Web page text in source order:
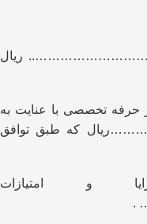
…………………………….. ریال
حرفه تخصصی با عنایت به
که طبق توافق
و امتیازات